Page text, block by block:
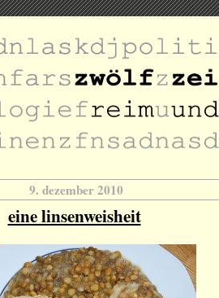
9. dezember 2010
eine linsenweisheit